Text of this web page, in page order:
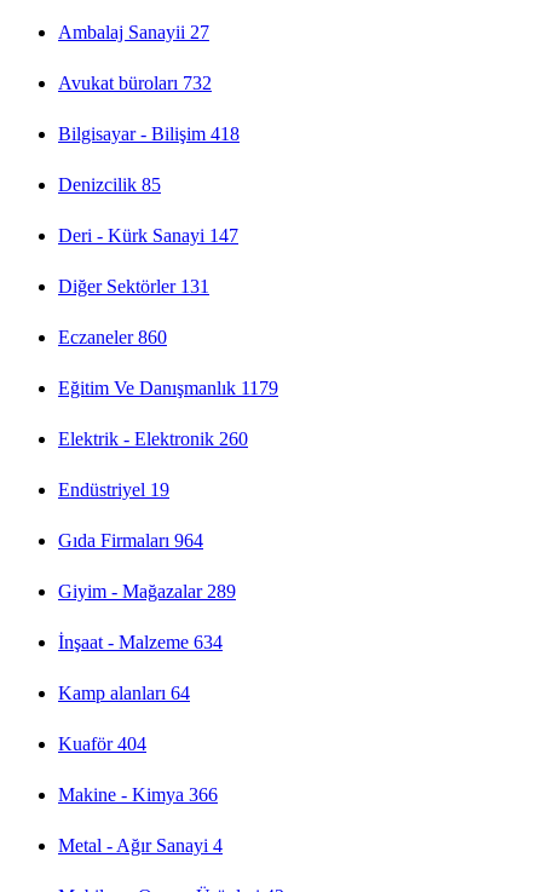
Ambalaj Sanayii 27
Avukat büroları 732
Bilgisayar - Bilişim 418
Denizcilik 85
Deri - Kürk Sanayi 147
Diğer Sektörler 131
Eczaneler860
Eğitim Ve Danışmanlık 1179
Elektrik - Elektronik 260
Endüstriyel 19
Gıda Firmaları 964
Giyim - Mağazalar 289
İnşaat - Malzeme 634
Kamp alanları 64
Kuaför404
Makine - Kimya 366
Metal - Ağır Sanayi 4